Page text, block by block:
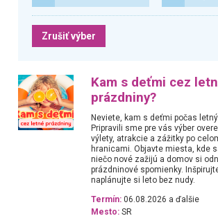
Zrušiť výber
Kam s deťmi cez
prázdniny?
Neviete, kam s deťmi počas
Pripravili sme pre vás výber
výlety, atrakcie a zážitky po
hranicami. Objavte miesta, kde
niečo nové zažijú a domov si
prázdninové spomienky.
naplánujte si leto bez nudy.
Termín: 06.08.2026 a ďalšie
Mesto: SR